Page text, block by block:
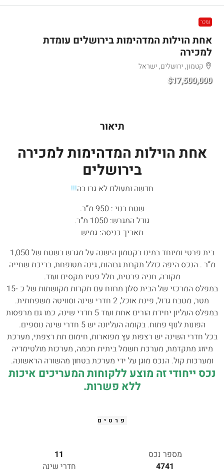
נמכר
אחת הוילות המדהימות בירושלים עומדת
למכירה
קטמון, ירושלים, ישראל
$17,500,000
תיאור
אחת הוילות המדהימות למכירה
בירושלים
חדשה ומעולם לא גרו בה!!!
שטח בנוי : 950 מ”ר.
גודל המגרש: 1050 מ”ר.
תאריך כניסה: גמיש
בית פרטי ומיוחד במינו בקטמון הישנה על מגרש בשטח של 1,050
מ”ר . הנכס היפה כולל תקרות גבוהות, גינה מטופחת, בריכת שחייה
מקורה, חניה פרטית, חלל פטיו מקסים ועוד.
במפלס המרכזי של הבית סלון מרווח עם תקרות מקושתות של כ -15
מטר, מטבח גדול, פינת אוכל, 2 חדרי שינה וסוויטה משפחתית.
במפלס העליון יחידת הורים אחת ועוד 5 חדרי שינה, כמו גם מרפסות
הפונות לנוף פתוח. בקומה העליונה יש 5 חדרי שינה נוספים.
בכל חדרי השינה יש רצפות עץ מפוארות, חימום תת רצפתי, מערכת
מיזוג מתקדמת, מערכת חשמל ביתית חכמה, מערכות מולטימדיה
ומערכות קול. הנכס מוגן על ידי מערכת בטחון מהשורה הראשונה.
נכס ייחודי זה מוצע ללקוחות המעריכים איכות
ללא פשרות.
פרטים
מספר נכס
4741
11
חדרי שינה